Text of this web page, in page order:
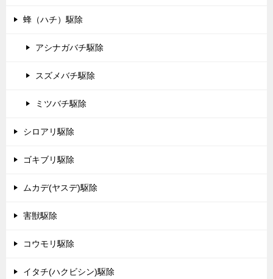
蜂（ハチ）駆除
アシナガバチ駆除
スズメバチ駆除
ミツバチ駆除
シロアリ駆除
ゴキブリ駆除
ムカデ(ヤスデ)駆除
害獣駆除
コウモリ駆除
イタチ(ハクビシン)駆除